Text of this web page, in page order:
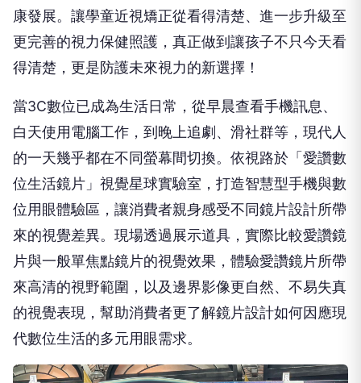
康發展。讓學童近視矯正從看得清楚、進一步升級至
更完善的視力保健照護，真正做到讓孩子不只今天看
得清楚，更是防護未來視力的新選擇！
當3C數位已成為生活日常，從早晨查看手機訊息、
白天使用電腦工作，到晚上追劇、滑社群等，現代人
的一天幾乎都在不同螢幕間切換。依視路於「愛讚數
位生活鏡片」視覺星球實驗室，打造智慧型手機與數
位用眼體驗區，讓消費者親身感受不同鏡片設計所帶
來的視覺差異。現場透過展示道具，實際比較愛讚鏡
片與一般單焦點鏡片的視覺效果，體驗愛讚鏡片所帶
來高清的視野範圍，以及邊界影像更自然、不易失真
的視覺表現，幫助消費者更了解鏡片設計如何因應現
代數位生活的多元用眼需求。